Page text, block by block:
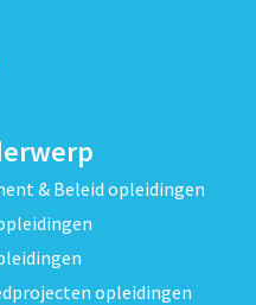
& Beleid opleidingen
opleidingen